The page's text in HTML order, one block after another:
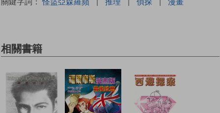
相關書籍